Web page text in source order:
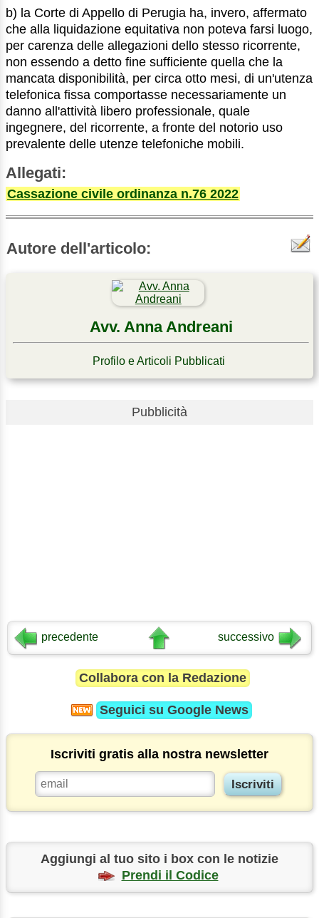
b) la Corte di Appello di Perugia ha, invero, affermato
che alla liquidazione equitativa non poteva farsi luogo,
per carenza delle allegazioni dello stesso ricorrente,
non essendo a detto fine sufficiente quella che la
mancata disponibilità, per circa otto mesi, di un'utenza
telefonica fissa comportasse necessariamente un
danno all'attività libero professionale, quale
ingegnere, del ricorrente, a fronte del notorio uso
prevalente delle utenze telefoniche mobili.
Allegati:
Cassazione civile ordinanza n.76 2022
Autore dell'articolo:
Avv. Anna Andreani
Profilo e Articoli Pubblicati
Pubblicità
precedente successivo
Collabora con la Redazione
Seguici su Google News
Iscriviti gratis alla nostra newsletter
Aggiungi al tuo sito i box con le notizie
Prendi il Codice